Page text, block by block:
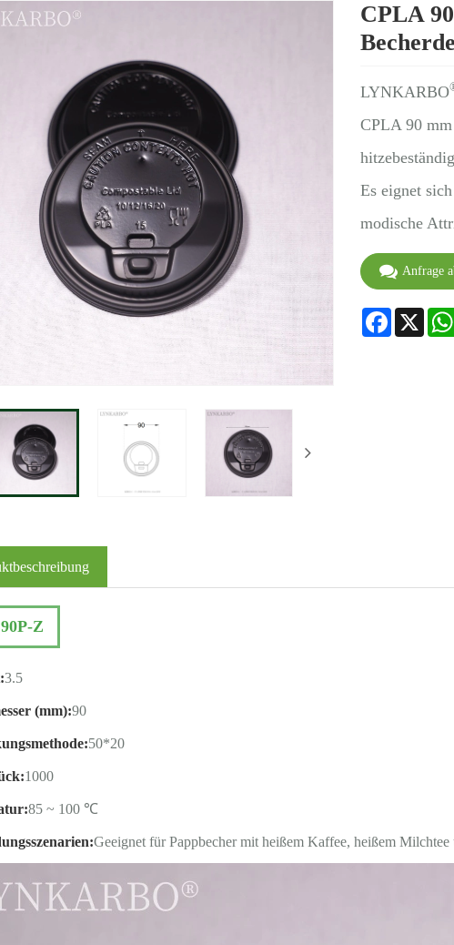
CPLA
LYNKARBO
CPLA 90
Es eignet
modische
Anfrage
Facebook
X
Z
3.5
(mm):90
50*20
1000
85 ~ 100 ℃
Geeignet für Pappbecher mit heißem Kaffee, heißem Milchtee